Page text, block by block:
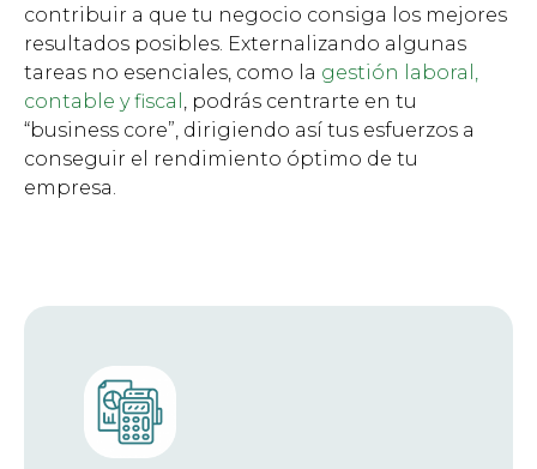
contribuir a que tu negocio consiga los mejores
resultados posibles. Externalizando algunas
tareas no esenciales, como la gestión laboral,
contable y fiscal , podrás centrarte en tu
“business core”, dirigiendo así tus esfuerzos a
conseguir el rendimiento óptimo de tu
empresa.